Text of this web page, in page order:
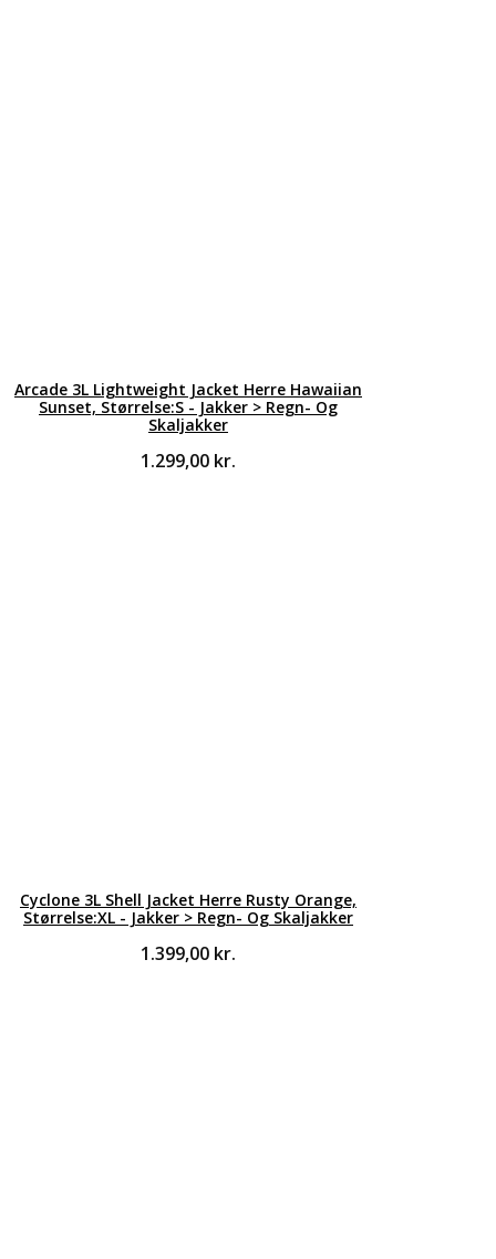
Arcade 3L Lightweight Jacket Herre Hawaiian
Sunset, Størrelse:S - Jakker > Regn- Og
Skaljakker
1.299,00 kr.
Cyclone 3L Shell Jacket Herre Rusty Orange,
Størrelse:XL - Jakker > Regn- Og Skaljakker
1.399,00 kr.